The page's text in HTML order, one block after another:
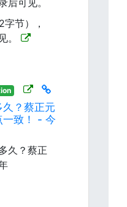
后可见。
节），
。
？蔡正元
一致！ - 今
久？蔡正